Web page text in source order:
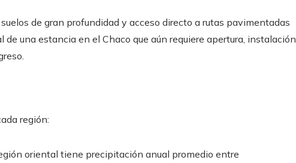
de gran profundidad y acceso directo a rutas pavimentadas
de una estancia en el Chaco que aún requiere apertura, instalación
región:
oriental tiene precipitación anual promedio entre